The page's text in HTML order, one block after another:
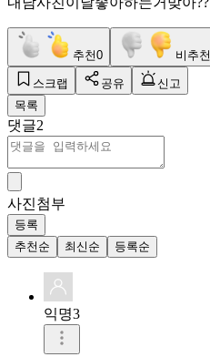
추천0 비추천
스크랩 공유
신고
목록
댓글2
사진첨부
등록
추천순
최신순 등록순
익명3